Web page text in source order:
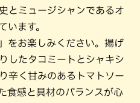
とミュージシャンであるオ
います。
をお楽しみください。揚げ
したタコミートとシャキシ
辛く甘みのあるトマトソー
食感と具材のバランスが心